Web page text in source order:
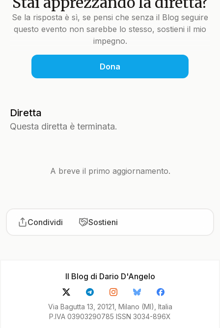
Se la risposta è sì, se pensi che senza il Blog seguire
questo evento non sarebbe lo stesso, sostieni il mio
impegno.
Dona
Diretta
Questa diretta è terminata.
A breve il primo aggiornamento.
Condividi Sostieni
Il Blog di Dario D'Angelo
Via Bagutta 13, 20121, Milano (MI), Italia
P.IVA 03903290785 ISSN 3034-896X